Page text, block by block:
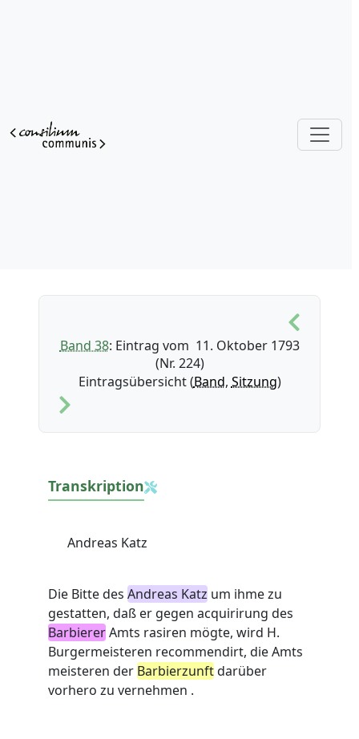
Band 38: Eintrag vom 11. Oktober 1793
(Nr. 224)
Eintragsübersicht (Band, Sitzung)
Transkription
Andreas Katz
Die Bitte desAndreas Katz um ihme zu
gestatten, daß er gegen acquirirung des
BarbiererAmts rasiren mögte, wird H.
Burgermeisteren recommendirt, die Amts
meisteren der Barbierzunftdarüber
vorhero zu vernehmen .